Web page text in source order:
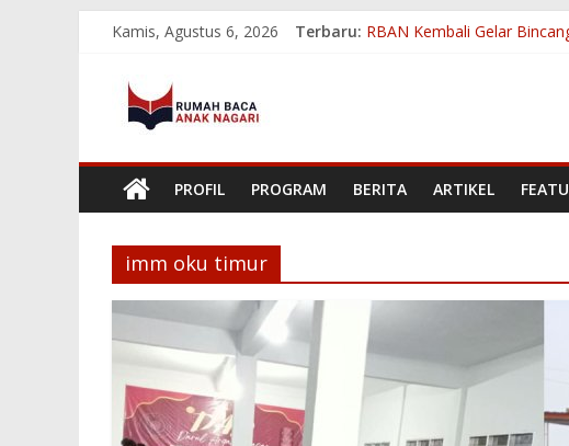
content
Kamis, Agustus 6, 2026 Terbaru: RBAN Kembali Gelar
Rumah
Baca
Anak
Nagari
Menumbuhkan
Minat
Baca
Mencerdaskan
Bangsa
PROFIL PROGRAM BERITA ARTIKEL
imm oku timur